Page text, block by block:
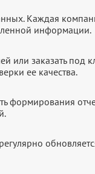
Каждая
информации.
или заказать под
ее качества.
формирования